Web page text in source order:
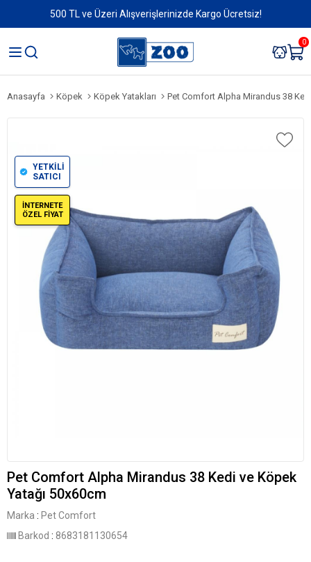
500 TL ve Üzeri Alışverişlerinizde Kargo Ücretsiz!
0
Anasayfa Köpek Köpek Yatakları Pet Comfort Alpha Mirandus 38 Kedi ve
YETKİLİ
SATICI
İNTERNETE
ÖZEL FİYAT
Pet Comfort Alpha Mirandus 38 Kedi ve Köpek
Yatağı 50x60cm
Marka : Pet Comfort
Barkod : 8683181130654